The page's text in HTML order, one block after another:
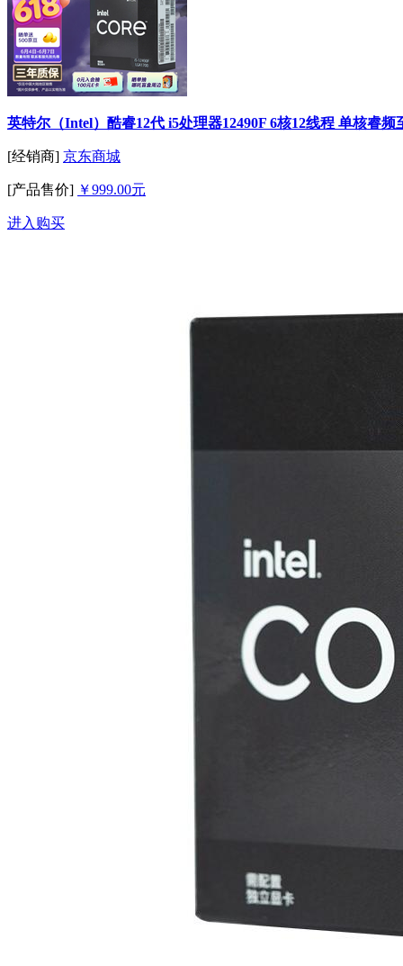
英特尔（Intel）酷睿12代 i5处理器12490F 6核12线程 单核睿
[经销商] 京东商城
[产品售价] ￥999.00元
进入购买